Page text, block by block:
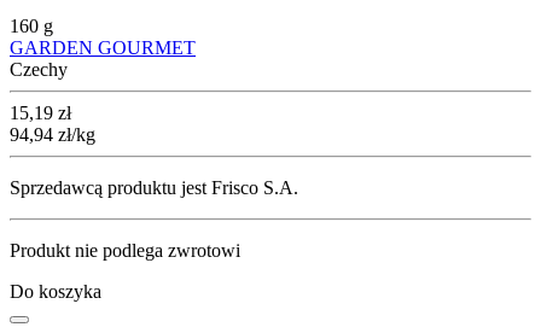
160 g
GARDEN GOURMET
Czechy
Cena
15,19 zł
94,94 zł/kg
Sprzedawcą produktu jest Frisco S.A.
Produkt nie podlega zwrotowi
Do koszyka